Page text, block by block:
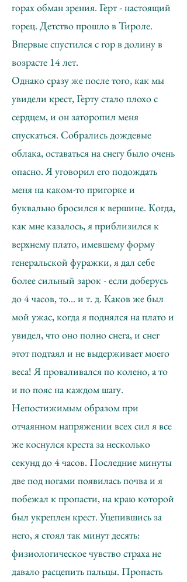
горах обман зрения. Герт - настоящий
горец. Детство прошло в Тироле.
Впервые спустился с гор в долину в
возрасте 14 лет.
Однако сразу же после того, как мы
увидели крест, Герту стало плохо с
сердцем, и он заторопил меня
спускаться. Собрались дождевые
облака, оставаться на снегу было очень
опасно. Я уговорил его подождать
меня на каком-то пригорке и
буквально бросился к вершине. Когда,
как мне казалось, я приблизился к
верхнему плато, имевшему форму
генеральской фуражки, я дал себе
более сильный зарок - если доберусь
до 4 часов, то... и т. д. Каков же был
мой ужас, когда я поднялся на плато и
увидел, что оно полно снега, и снег
этот подтаял и не выдерживает моего
веса! Я проваливался по колено, а то
и по пояс на каждом шагу.
Непостижимым образом при
отчаянном напряжении всех сил я все
же коснулся креста за несколько
секунд до 4 часов. Последние минуты
две под ногами появилась почва и я
побежал к пропасти, на краю которой
был укреплен крест. Уцепившись за
него, я стоял так минут десять:
физиологическое чувство страха не
давало расцепить пальцы. Пропасть